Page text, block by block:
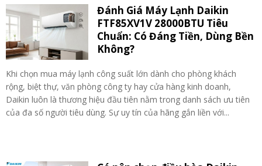
Đánh Giá Máy Lạnh Daikin
FTF85XV1V 28000BTU Tiêu
Chuẩn: Có Đáng Tiền, Dùng Bền
Không?
Khi chọn mua máy lạnh công suất lớn dành cho phòng khách
rộng, biệt thự, văn phòng công ty hay cửa hàng kinh doanh,
Daikin luôn là thương hiệu đầu tiên nằm trong danh sách ưu tiên
của đa số người tiêu dùng. Sự uy tín của hãng gắn liền với...